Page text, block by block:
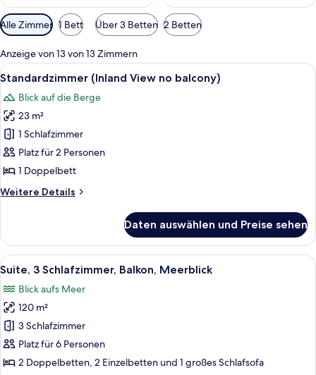
Verfügbare
Filter
für
Zimmer
Alle Zimmer 1 Bett Über 3 Betten 2 Betten
Anzeige von 13 von 13 Zimmern
Alle
Fotos
für
Standardzimmer
(Inland
View
no
anzeigen
Ein Hotelzimmer mit einem Bett,
5
Standardzimmer (Inland View no balcony)
Blick auf die Berge
23 m²
1 Schlafzimmer
Platz für 2 Personen
1 Doppelbett
Weitere Details
Weitere
(Inland
View
no
Daten auswählen und Preise sehen
Alle
Fotos
für
Suite,
3 Schlafzimmer,
Balkon,
Meerblick
Ein modernes Schlafzimmer mit
14
Suite, 3 Schlafzimmer, Balkon, Meerblick
Blick aufs Meer
120 m²
3 Schlafzimmer
Platz für 6 Personen
2 Doppelbetten, 2 Einzelbetten und 1 großes Schlafsofa